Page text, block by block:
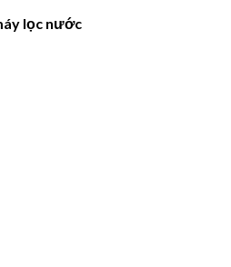
lọc nước